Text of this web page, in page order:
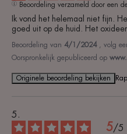
Beoordeling verzameld door een
Ik vond het helemaal niet fijn.
goed uit op de huid. Het
Beoordeling van 4/1/2024 , volg
Oorspronkelijk gepubliceerd op
Originele beoordeling bekijken
5/5